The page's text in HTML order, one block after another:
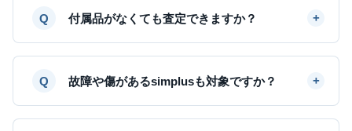
付属品がなくても査定できますか？
故障や傷があるsimplusも対象ですか？